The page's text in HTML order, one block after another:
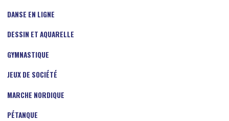
DANSE EN LIGNE
DESSIN ET AQUARELLE
GYMNASTIQUE
JEUX DE SOCIÉTÉ
MARCHE NORDIQUE
PÉTANQUE